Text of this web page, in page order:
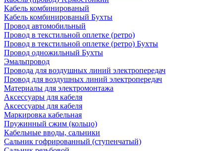
Кабель комбинированый
Кабель комбинированый Бухты
Провод автомобильный
Провод в текстильной оплетке (ретро)
Провод в текстильной оплетке (ретро) Бухты
Провод одножильный Бухты
Эмальпровод
Провода для воздушных линий электропередач
Провод для воздушных линий электропередач
Материалы для электромонтажа
Аксессуары для кабеля
Аксессуары для кабеля
Маркировка кабельная
Пружинный сжим (кольцо)
Кабельные вводы, сальники
Сальник гофрированный (ступенчатый)